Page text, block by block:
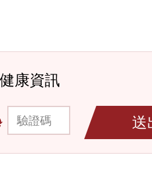
康資訊
驗證碼
送